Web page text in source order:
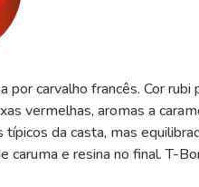
carvalho francês. Cor rubi
vermelhas, aromas a
da casta, mas
caruma e resina no final. T-